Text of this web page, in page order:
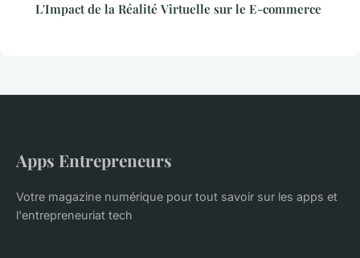
L'Impact de la Réalité Virtuelle sur le E-commerce
Apps Entrepreneurs
Votre magazine numérique pour tout savoir sur les apps et
l'entrepreneuriat tech